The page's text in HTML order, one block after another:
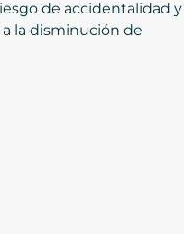
de accidentalidad y
la disminución de